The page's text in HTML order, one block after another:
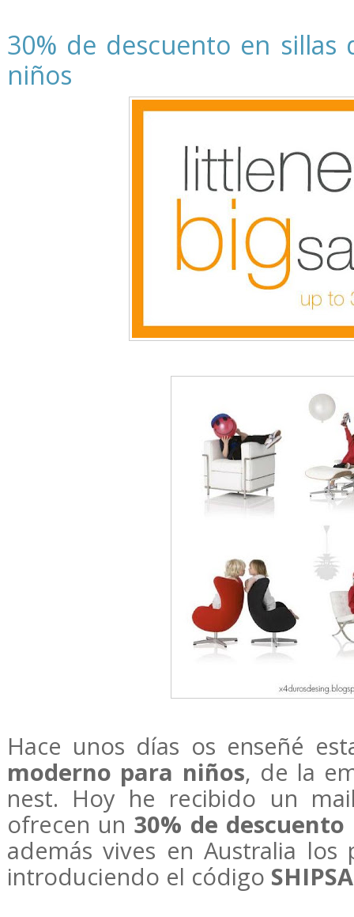
30% de descuento en sillas
niños
Hace unos días os enseñé
moderno para niños, de la
nest. Hoy he recibido un
ofrecen un 30% de descuento
además vives en Australia
introduciendo el código